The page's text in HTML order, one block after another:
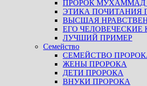
ПРОРОК МУХАММАД
ЭТИКА
ВЫСШАЯ
ЕГО ЧЕЛОВЕЧЕСКИЕ
ЛУЧШИЙ ПРИМЕР
Семейство
СЕМЕЙСТВО
ЖЕНЫ ПРОРОКА
ДЕТИ ПРОРОКА
ВНУКИ ПРОРОКА